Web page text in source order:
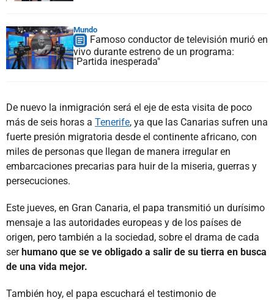
Mundo
Famoso conductor de televisión murió en
vivo durante estreno de un programa:
"Partida inesperada"
De nuevo la inmigración será el eje de esta visita de poco
más de seis horas a Tenerife, ya que las Canarias sufren una
fuerte presión migratoria desde el continente africano, con
miles de personas que llegan de manera irregular en
embarcaciones precarias para huir de la miseria, guerras y
persecuciones.
Este jueves, en Gran Canaria, el papa transmitió un durísimo
mensaje a las autoridades europeas y de los países de
origen, pero también a la sociedad, sobre el drama de cada
serhumano que se ve obligado a salir de su tierra en busca
de una vida mejor.
También hoy, el papa escuchará el testimonio de